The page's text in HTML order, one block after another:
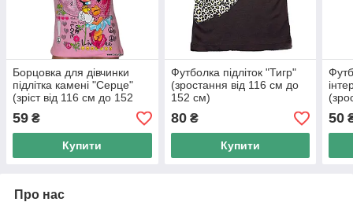
Борцовка для дівчинки
підлітка камені "Серце"
(зріст від 116 см до 152
59 ₴
Купити
Футболка підліток "Тигр"
(зростання від 116 см до
152 см)
80₴
Купити
50
Про нас